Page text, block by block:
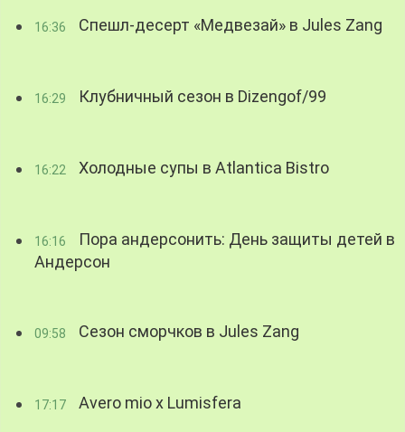
16:36 Спешл-десерт «Медвезай» в Jules Zang
16:29 Клубничный сезон в Dizengof/99
16:22 Холодные супы в Atlantica Bistro
16:16
Пора андерсонить: День защиты детей в
Андерсон
09:58 Сезон сморчков в Jules Zang
17:17 Avero mio x Lumisfera